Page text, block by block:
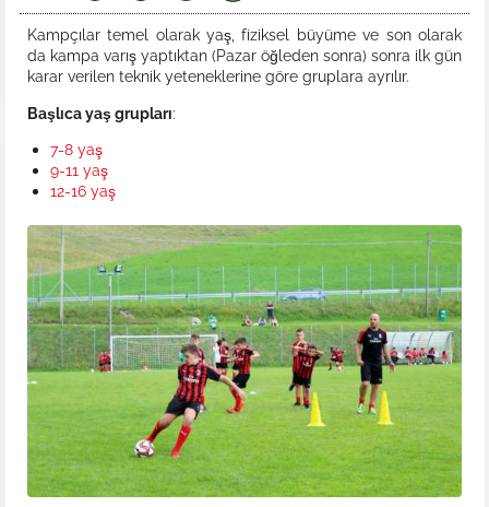
Kampçılar temel olarak yaş, fiziksel büyüme ve son olarak
da kampa varış yaptıktan (Pazar öğleden sonra) sonra ilk gün
karar verilen teknik yeteneklerine göre gruplara ayrılır.
Başlıca yaş grupları:
7-8 yaş
9-11 yaş
12-16 yaş